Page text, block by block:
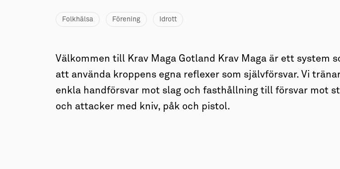
Barn & Familj
Folkhälsa Förening Idrott
Välkommen till Krav Maga Gotland Krav Maga är ett system
att använda kroppens egna reflexer som självförsvar. Vi
enkla handförsvar mot slag och fasthållning till försvar mot
och attacker med kniv, påk och pistol.